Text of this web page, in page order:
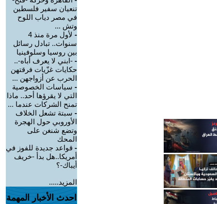
تنعيان سفير فلسطين
في مصر دياب اللوح
وتش ...
-
لأول مرة منذ 4
سنوات.. تبادل رسائل
بين روسيا وسلوفينيا
- -ابني لا يعرف أباه-..
حكايات غزّيات فرقتهن
الحرب عن أزواجهن ...
- سياسات الخصوصية
التي لا يقرؤها أحد.. ماذا
تمنح الشركات عندما ...
- سبتة تشعل الخلاف
الأوروبي حول الهجرة
وتضع شنغن على
المحك
- قواعد جديدة للفوز في
أمريكا..هل بدأ -خريف
أيباك-؟
المزيد.....
احدث الأخبار المهمة